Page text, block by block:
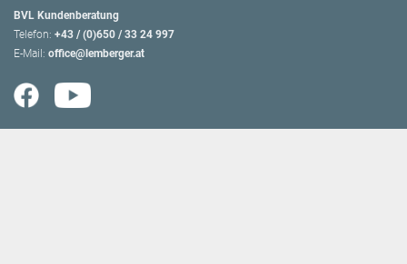
BVL Kundenberatung
Telefon: +43 / (0)650 / 33 24 997
E-Mail: office@lemberger.at